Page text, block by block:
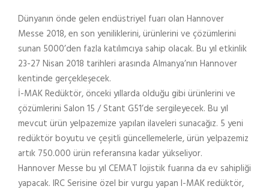
Dünyanın önde gelen endüstriyel fuarı olan Hannover
Messe 2018, en son yeniliklerini, ürünlerini ve çözümlerini
sunan 5000’den fazla katılımcıya sahip olacak. Bu yıl etkinlik
23-27 Nisan 2018 tarihleri ​​arasında Almanya’nın Hannover
kentinde gerçekleşecek.
İ-MAK Redüktör, önceki yıllarda olduğu gibi ürünlerini ve
çözümlerini Salon 15 / Stant G51’de sergileyecek. Bu yıl
mevcut ürün yelpazemize yapılan ilaveleri sunacağız. 5 yeni
redüktör boyutu ve çeşitli güncellemelerle, ürün yelpazemiz
artık 750.000 ürün referansına kadar yükseliyor.
Hannover Messe bu yıl CEMAT lojistik fuarına da ev sahipliği
yapacak. IRC Serisine özel bir vurgu yapan I-MAK redüktör,